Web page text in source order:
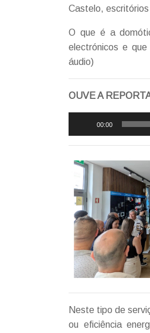
Castelo,
O que é a
electrónicos e
áudio)
OUVE A
de
áudio
00:00
Neste tipo de
ou eficiência